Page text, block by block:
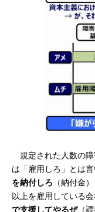
規定された人数の障
は「雇用しろ」とは
を納付しろ （納付金
以上を雇用している
で支援してやるぜ（調